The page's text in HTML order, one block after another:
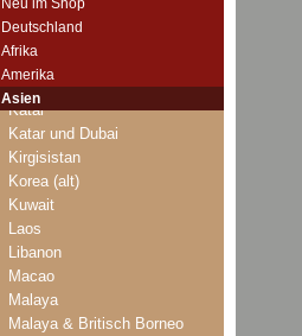
Deutschland
Afrika
Amerika
Asien
Jemen, Demokratische Rep.
Kasachstan
Katar
Katar und Dubai
Kirgisistan
Korea (alt)
Kuwait
Laos
Libanon
Macao
Malaya
Malaya & Britisch Borneo